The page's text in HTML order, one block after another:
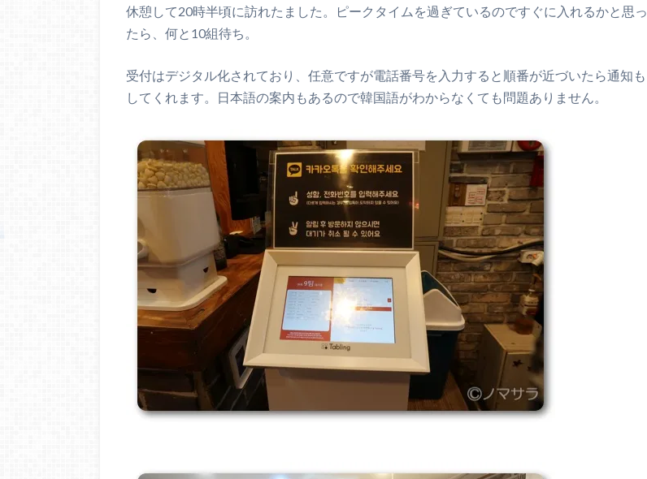
休憩して20時半頃に訪れたました。ピークタイムを過ぎているのですぐに入れるかと思っ
たら、何と10組待ち。
受付はデジタル化されており、任意ですが電話番号を入力すると順番が近づいたら通知も
してくれます。日本語の案内もあるので韓国語がわからなくても問題ありません。